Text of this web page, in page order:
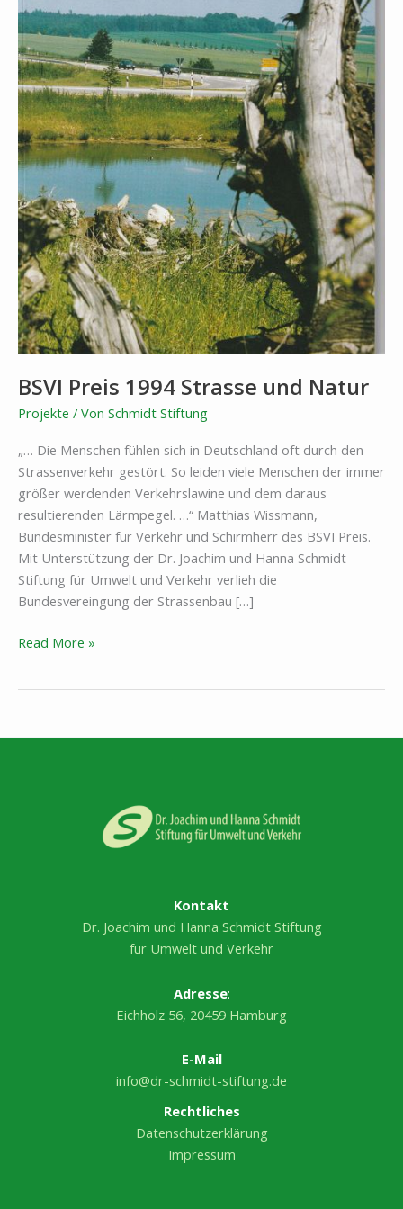
BSVI Preis 1994 Strasse und Natur
Projekte / Von Schmidt Stiftung
„… Die Menschen fühlen sich in Deutschland oft durch den
Strassenverkehr gestört. So leiden viele Menschen der immer
größer werdenden Verkehrslawine und dem daraus
resultierenden Lärmpegel. …“ Matthias Wissmann,
Bundesminister für Verkehr und Schirmherr des BSVI Preis.
Mit Unterstützung der Dr. Joachim und Hanna Schmidt
Stiftung für Umwelt und Verkehr verlieh die
Bundesvereingung der Strassenbau […]
BSVI
Read More »
Kontakt
Dr. Joachim und Hanna Schmidt Stiftung
für Umwelt und Verkehr
Adresse:
Eichholz 56, 20459 Hamburg
E-Mail
info@dr-schmidt-stiftung.de
Rechtliches
Datenschutzerklärung
Impressum